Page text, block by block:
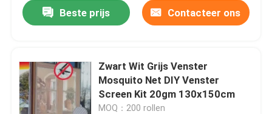
Beste prijs Contacteer ons
Zwart Wit Grijs Venster
Mosquito Net DIY Venster
Screen Kit 20gm 130x150cm
MOQ：200 rollen